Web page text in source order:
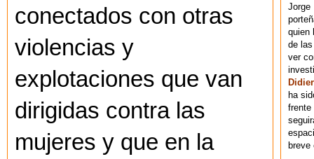
conectados con otras
violencias y
explotaciones que van
dirigidas contra las
mujeres y que en la
Jorge
quien
de
ver
Didier
ha
frente
breve